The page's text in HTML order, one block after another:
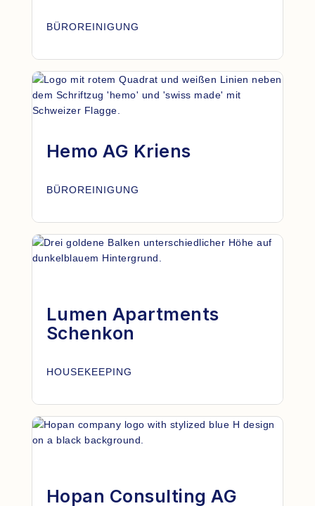
BÜROREINIGUNG
Hemo AG Kriens
BÜROREINIGUNG
Lumen Apartments
Schenkon
HOUSEKEEPING
Hopan Consulting AG